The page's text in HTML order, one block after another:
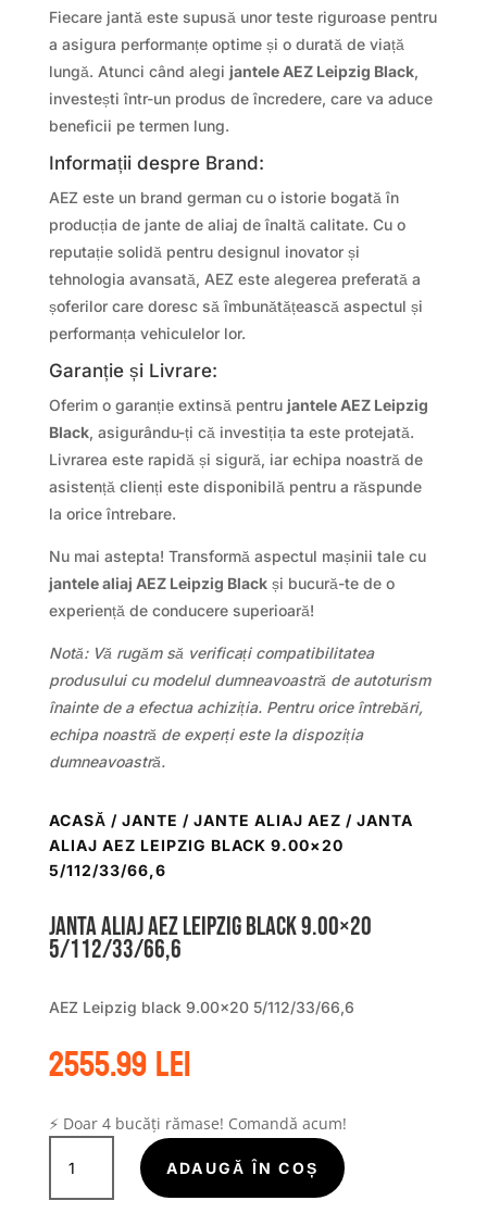
Fiecare jantă este supusă unor teste riguroase pentru
a asigura performanțe optime și o durată de viață
lungă. Atunci când alegi jantele AEZ Leipzig Black,
investești într-un produs de încredere, care va aduce
beneficii pe termen lung.
Informații despre Brand:
AEZ este un brand german cu o istorie bogată în
producția de jante de aliaj de înaltă calitate. Cu o
reputație solidă pentru designul inovator și
tehnologia avansată, AEZ este alegerea preferată a
șoferilor care doresc să îmbunătățească aspectul și
performanța vehiculelor lor.
Garanție și Livrare:
Oferim o garanție extinsă pentru jantele AEZ Leipzig
Black, asigurându-ți că investiția ta este protejată.
Livrarea este rapidă și sigură, iar echipa noastră de
asistență clienți este disponibilă pentru a răspunde
la orice întrebare.
Nu mai astepta! Transformă aspectul mașinii tale cu
jantele aliaj AEZ Leipzig Blackși bucură-te de o
experiență de conducere superioară!
Notă: Vă rugăm să verificați compatibilitatea
produsului cu modelul dumneavoastră de autoturism
înainte de a efectua achiziția. Pentru orice întrebări,
echipa noastră de experți este la dispoziția
dumneavoastră.
ACASĂ / JANTE / JANTE ALIAJ AEZ / JANTA
ALIAJ AEZ LEIPZIG BLACK 9.00×20
5/112/33/66,6
Janta aliaj AEZ Leipzig black 9.00×20
5/112/33/66,6
AEZ Leipzig black 9.00×20 5/112/33/66,6
2555.99lei
⚡ Doar 4 bucăți rămase! Comandă acum!
Cantitate
Janta
aliaj
ADAUGĂ ÎN COȘ